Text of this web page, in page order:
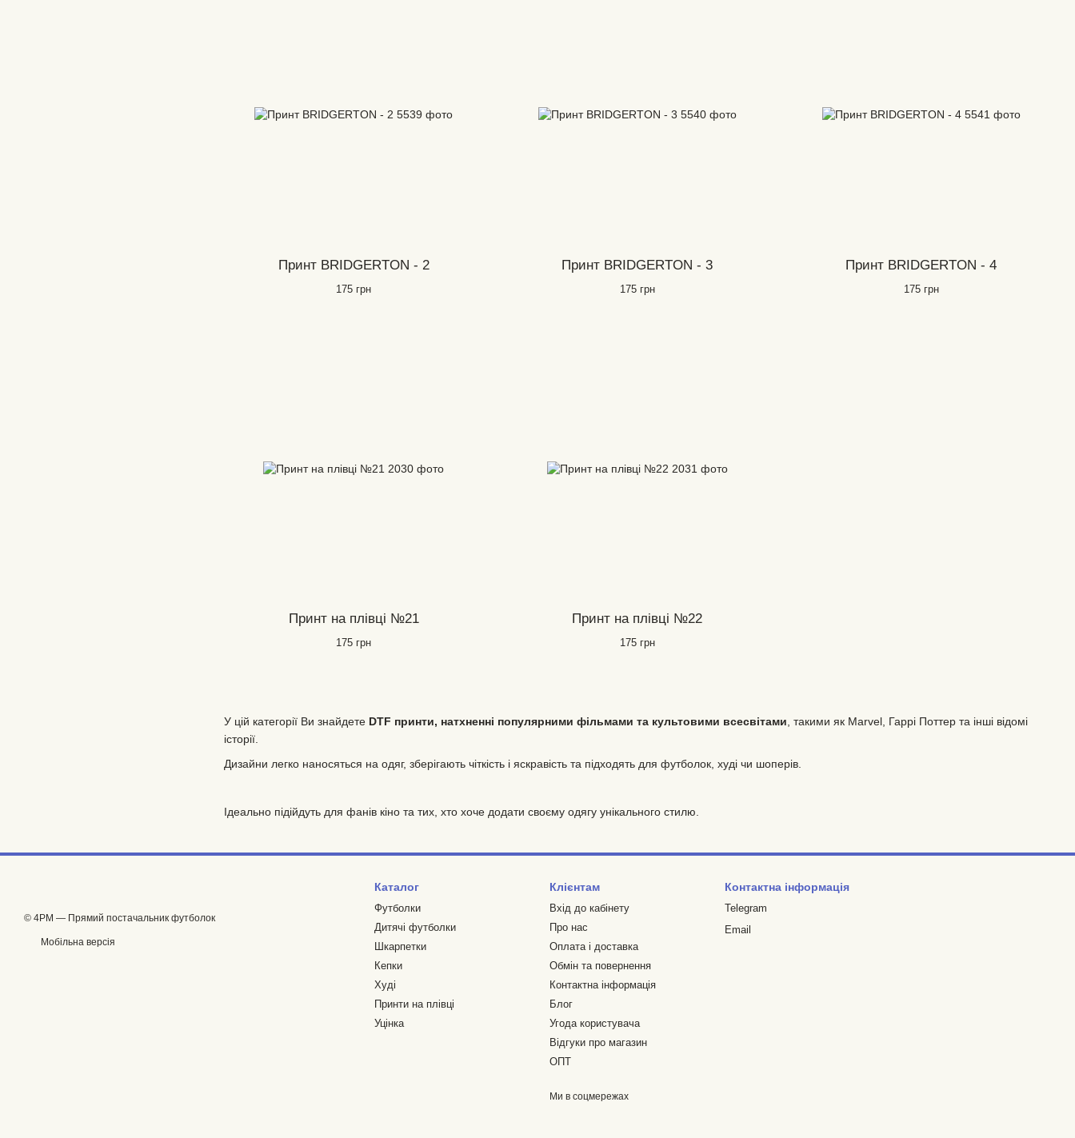
У цій категорії Ви знайдете DTF принти, натхненні популярними фільмами та культовими всесвітами, такими як Marvel, Гаррі Поттер та інші відомі
історії.
Дизайни легко наносяться на одяг, зберігають чіткість і яскравість та підходять для футболок, худі чи шоперів.
Ідеально підійдуть для фанів кіно та тих, хто хоче додати своєму одягу унікального стилю.
Принт BRIDGERTON - 2
175 грн
Принт BRIDGERTON - 3
175 грн
Принт BRIDGERTON - 4
175 грн
Принт на плівці №21
175 грн
Принт на плівці №22
175 грн
© 4PM — Прямий постачальник футболок
Мобільна версія
Каталог
Футболки
Дитячі футболки
Шкарпетки
Кепки
Худі
Принти на плівці
Уцінка
Клієнтам
Вхід до кабінету
Про нас
Оплата і доставка
Обмін та повернення
Контактна інформація
Блог
Угода користувача
Відгуки про магазин
ОПТ
Ми в соцмережах
Контактна інформація
Telegram
Email